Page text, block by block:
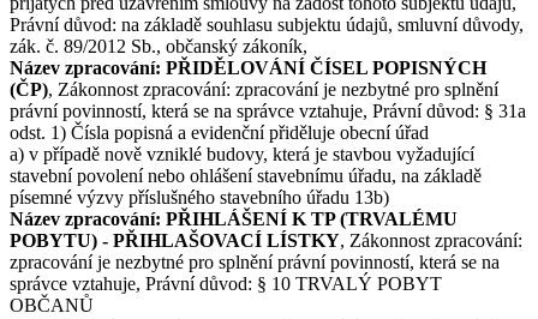
Právní důvod: na základě souhlasu subjektu údajů, smluvní důvody,
zák. č. 89/2012 Sb., občanský zákoník,
Název zpracování: PŘIDĚLOVÁNÍ ČÍSEL POPISNÝCH
(ČP), Zákonnost zpracování: zpracování je nezbytné pro splnění
právní povinností, která se na správce vztahuje, Právní důvod: § 31a
odst. 1) Čísla popisná a evidenční přiděluje obecní úřad
a) v případě nově vzniklé budovy, která je stavbou vyžadující
stavební povolení nebo ohlášení stavebnímu úřadu, na základě
písemné výzvy příslušného stavebního úřadu 13b)
Název zpracování: PŘIHLÁŠENÍ K TP (TRVALÉMU
POBYTU) - PŘIHLAŠOVACÍ LÍSTKY, Zákonnost zpracování:
zpracování je nezbytné pro splnění právní povinností, která se na
správce vztahuje, Právní důvod: § 10 TRVALÝ POBYT
OBČANŮ